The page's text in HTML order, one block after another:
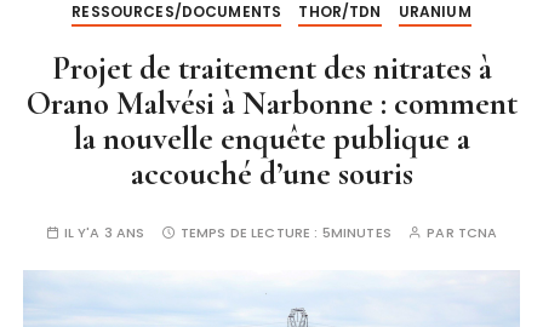
RESSOURCES/DOCUMENTS
THOR/TDN URANIUM
Projet de traitement des nitrates à
Orano Malvési à Narbonne : comment
la nouvelle enquête publique a
accouché d’une souris
IL Y'A 3 ANS TEMPS DE LECTURE : 5MINUTES PAR TCNA